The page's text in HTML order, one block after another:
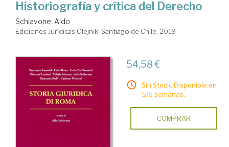
Historiografía y crítica del Derecho
Schiavone, Aldo
Ediciones Jurídicas Olejnik. Santiago de Chile, 2019
54,58 €
Sin Stock. Disponible en
5/6 semanas.
COMPRAR